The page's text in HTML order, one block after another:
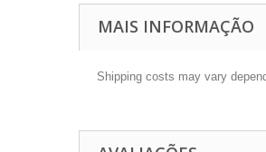
MAIS INFORMAÇÃO
Shipping costs may vary